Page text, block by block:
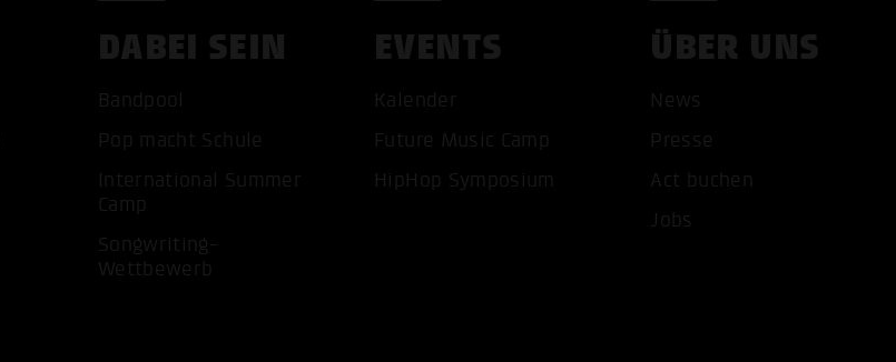
ALLE COOKIES AKZEPTIEREN ALLE COOKIES
DABEI SEIN
Bandpool
Pop macht Schule
International Summer
Camp
Songwriting-
Wettbewerb
EVENTS
Kalender
Future Music Camp
HipHop Symposium
ÜBER UNS
News
Presse
Act buchen
Jobs